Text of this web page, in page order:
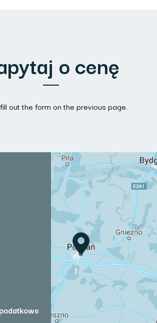
o cenę
out the form on the previous page.